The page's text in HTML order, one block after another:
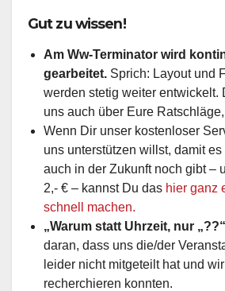
Gut zu wissen!
Am Ww-Terminator wird
gearbeitet. Sprich: Layout und
werden stetig weiter entwickelt.
uns auch über Eure
Wenn Dir unser kostenloser
uns unterstützen willst, damit
auch in der Zukunft noch gibt –
2,- € – kannst Du das hier ganz
schnell machen.
„Warum statt Uhrzeit, nur
daran, dass uns die/der
leider nicht mitgeteilt hat und
recherchieren konnten.